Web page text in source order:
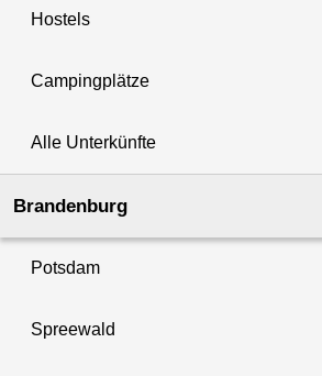
Hostels
Campingplätze
Alle Unterkünfte
Brandenburg
Potsdam
Spreewald